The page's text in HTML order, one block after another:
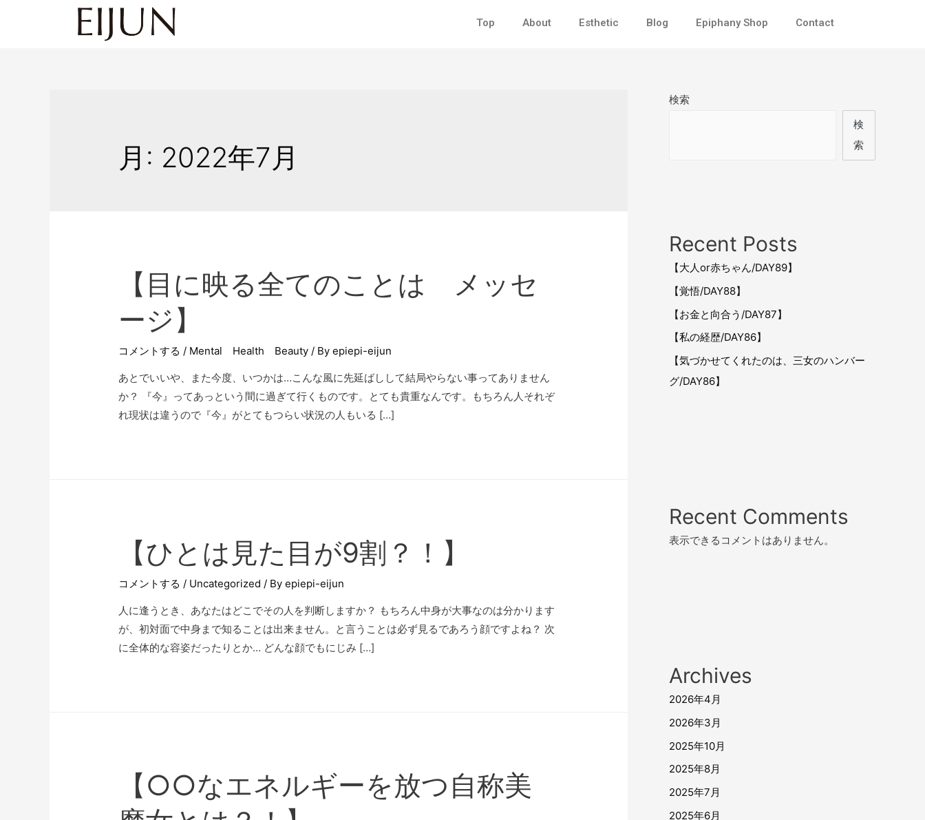
Top About Esthetic Blog Epiphany Shop Contact
月: 2022年7月
【目に映る全てのことは メッセ
ージ】
コメントする / Mental Health Beauty / Byepiepi-eijun
あとでいいや、また今度、いつかは…こんな風に先延ばしして結局やらない事ってありません
か？ 『今』ってあっという間に過ぎて行くものです。とても貴重なんです。もちろん人それぞ
れ現状は違うので『今』がとてもつらい状況の人もいる […]
【ひとは見た目が9割？！】
コメントする / Uncategorized / Byepiepi-eijun
人に逢うとき、あなたはどこでその人を判断しますか？ もちろん中身が大事なのは分かります
が、初対面で中身まで知ることは出来ません。と言うことは必ず見るであろう顔ですよね？ 次
に全体的な容姿だったりとか… どんな顔でもにじみ […]
【○○なエネルギーを放つ自称美
検索
検
索
Recent Posts
【大人or赤ちゃん/DAY89】
【覚悟/DAY88】
【お金と向合う/DAY87】
【私の経歴/DAY86】
【気づかせてくれたのは、三女のハンバー
グ/DAY86】
Recent Comments
表示できるコメントはありません。
Archives
2026年4月
2026年3月
2025年10月
2025年8月
2025年7月
2025年6月